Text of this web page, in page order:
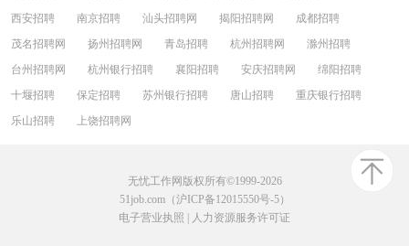
西安招聘
南京招聘 汕头招聘网 揭阳招聘网
成都招聘
茂名招聘网
扬州招聘网 青岛招聘 杭州招聘网
滁州招聘
台州招聘网
杭州银行招聘 襄阳招聘 安庆招聘网
绵阳招聘
十堰招聘
保定招聘 苏州银行招聘 唐山招聘
重庆银行招聘
乐山招聘
上饶招聘网
无忧工作网版权所有©1999-2026
51job.com（沪ICP备12015550号-5）
电子营业执照
人力资源服务许可证